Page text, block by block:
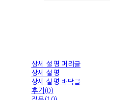
상세 설명 머리글
상세 설명
상세 설명 바닥글
후기(0)